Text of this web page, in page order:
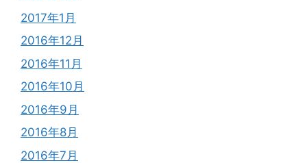
2017年1月
2016年12月
2016年11月
2016年10月
2016年9月
2016年8月
2016年7月